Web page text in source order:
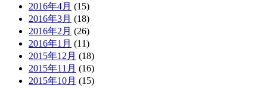
2016年4月 (15)
2016年3月 (18)
2016年2月 (26)
2016年1月 (11)
2015年12月 (18)
2015年11月 (16)
2015年10月 (15)